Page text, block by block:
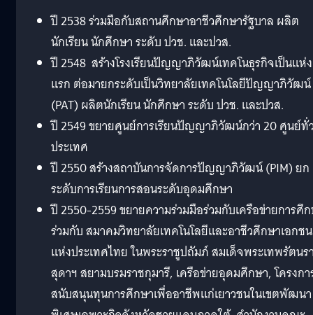
ปี 2538 ร่วมมือกับสถานศึกษาอาชีวศึกษารัฐบาล ผลิต
นักเรียน นักศึกษา ระดับ ปวช. และปวส.
ปี 2548 สร้างโรงเรียนปัญญาภิวัฒน์เทคโนธุรกิจเป็นแห่ง
แรก ต่อมายกระดับเป็นวิทยาลัยเทคโนโลยีปัญญาภิวัฒน์
(PAT) ผลิตนักเรียน นักศึกษา ระดับ ปวช. และปวส.
ปี 2549 ขยายศูนย์การเรียนปัญญาภิวัฒน์กว่า 20 ศูนย์ทั่
ประเทศ
ปี 2550 สร้างสถาบันการจัดการปัญญาภิวัฒน์ (PIM) ยก
ระดับการเรียนการสอนระดับอุดมศึกษา
ปี 2550-2559 ขยายความร่วมมือร่วมกับเครือข่ายการศึ
ร่วมกับ สมาคมวิทยาลัยเทคโนโลยีและอาชีวศึกษาเอกชน
แห่งประเทศไทย ในพระราชูปถัมภ์ สมเด็จพระเทพรัตนร
สุดาฯ สยามบรมราชกุมารี, เครือข่ายอุดมศึกษา, โครงกา
สนับสนุนทุนการศึกษาเพื่ออาชีพแก่เยาวชนในเขตพัฒนา